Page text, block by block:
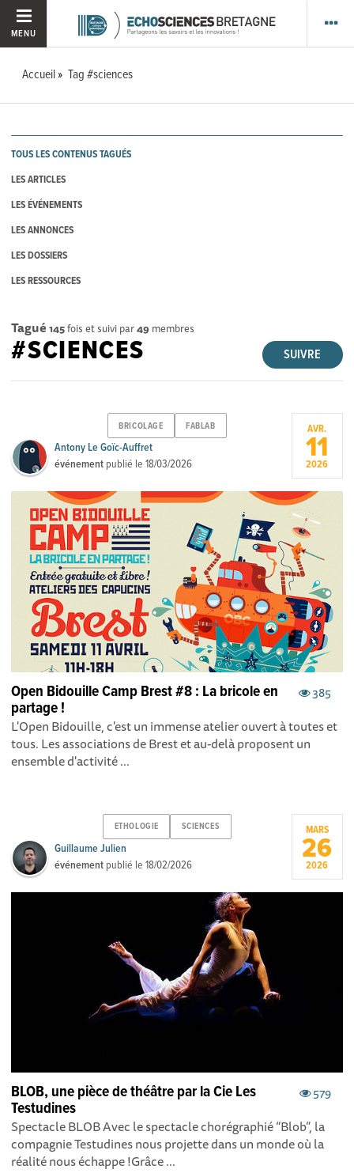
MENU
Accueil Tag #sciences
TOUS LES CONTENUS TAGUÉS
LES ARTICLES
LES ÉVÉNEMENTS
LES ANNONCES
LES DOSSIERS
LES RESSOURCES
Tagué 145fois et suivi par49 membres
SUIVRE
#SCIENCES
BRICOLAGE FABLAB
Antony Le Goïc-Auffret
événement publié le18/03/2026
AVR.
11
2026
385
Open Bidouille Camp Brest #8 : La bricole en
partage !
L'Open Bidouille, c'est un immense atelier ouvert à toutes et
tous. Les associations de Brest et au-delà proposent un
ensemble d'activité ...
ETHOLOGIE SCIENCES
Guillaume Julien
événement publié le18/02/2026
MARS
26
2026
579
BLOB, une pièce de théâtre par la Cie Les
Testudines
Spectacle BLOB Avec le spectacle chorégraphié “Blob”, la
compagnie Testudines nous projette dans un monde où la
réalité nous échappe !Grâce ...